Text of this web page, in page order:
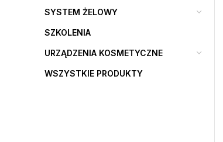
SYSTEM ŻELOWY
SZKOLENIA
URZĄDZENIA KOSMETYCZNE
WSZYSTKIE PRODUKTY